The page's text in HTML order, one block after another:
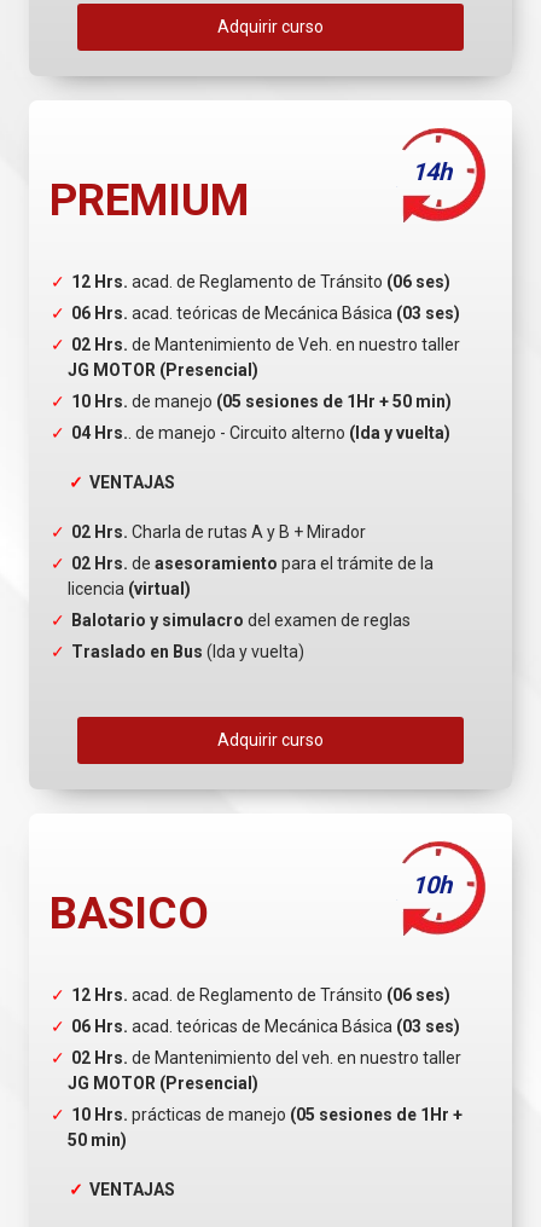
Adquirir curso
PREMIUM
14h
12 Hrs. acad. de Reglamento de Tránsito (06 ses)
06 Hrs. acad. teóricas de Mecánica Básica (03 ses)
02 Hrs. de Mantenimiento de Veh. en nuestro taller
JG MOTOR (Presencial)
10 Hrs. de manejo (05 sesiones de 1Hr + 50 min)
04 Hrs. . de manejo - Circuito alterno (Ida y vuelta)
VENTAJAS
02 Hrs. Charla de rutas A y B + Mirador
02 Hrs. de asesoramiento para el trámite de la
licencia (virtual)
Balotario y simulacro del examen de reglas
Traslado en Bus (Ida y vuelta)
Adquirir curso
BASICO
10h
12 Hrs. acad. de Reglamento de Tránsito (06 ses)
06 Hrs. acad. teóricas de Mecánica Básica (03 ses)
02 Hrs. de Mantenimiento del veh. en nuestro taller
JG MOTOR (Presencial)
10 Hrs. prácticas de manejo (05 sesiones de 1Hr +
50 min)
VENTAJAS